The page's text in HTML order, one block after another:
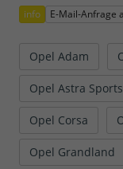
info E-Mail-Anfrage
Opel Adam
Opel Astra
Opel Corsa
Opel Grandland